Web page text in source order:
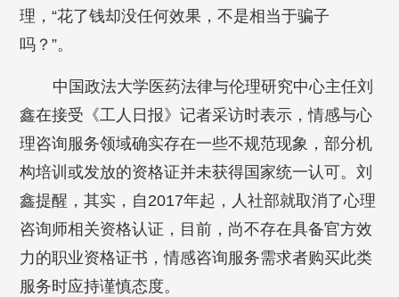
理，“花了钱却没任何效果，不是相当于骗子
吗？”。
中国政法大学医药法律与伦理研究中心主任刘
鑫在接受《工人日报》记者采访时表示，情感与心
理咨询服务领域确实存在一些不规范现象，部分机
构培训或发放的资格证并未获得国家统一认可。刘
鑫提醒，其实，自2017年起，人社部就取消了心理
咨询师相关资格认证，目前，尚不存在具备官方效
力的职业资格证书，情感咨询服务需求者购买此类
服务时应持谨慎态度。